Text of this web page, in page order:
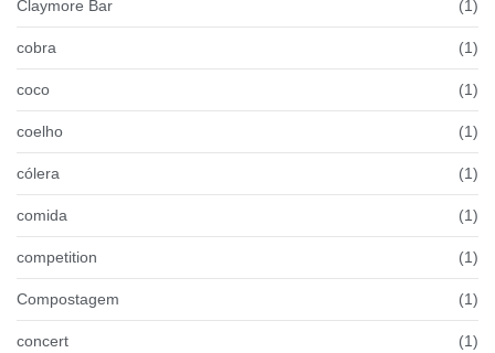
Claymore Bar (1)
cobra (1)
coco (1)
coelho (1)
cólera (1)
comida (1)
competition (1)
Compostagem (1)
concert (1)